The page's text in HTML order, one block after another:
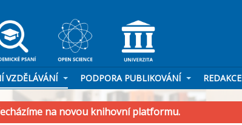
VZDĚLÁVÁNÍ PODPORA PUBLIKOVÁNÍ REDAKCE
na novou knihovní platformu.